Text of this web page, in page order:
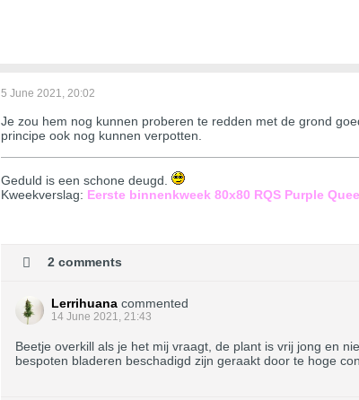
5 June 2021, 20:02
Je zou hem nog kunnen proberen te redden met de grond
principe ook nog kunnen verpotten.
Geduld is een schone deugd.
Kweekverslag: Eerste binnenkweek 80x80 RQS Purple
2 comments
Lerrihuana commented
14 June 2021, 21:43
Beetje overkill als je het mij vraagt, de plant is vrij jong en
bespoten bladeren beschadigd zijn geraakt door te hoge